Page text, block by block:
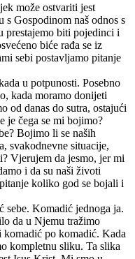
može ostvariti jest
s Gospodinom naš odnos s
biti pojedinci i
biće rađa se iz
sebi postavljamo pitanje
u potpunosti. Posebno
kada moramo donijeti
od danas do sutra, ostajući
je čega se mi bojimo?
Bojimo li se naših
svakodnevne situacije,
Vjerujem da jesmo, jer mi
i da su naši životi
koliko god se bojali i
sebe. Komadić jednoga ja.
da u Njemu tražimo
komadić po komadić. Kada
kompletnu sliku. Ta slika